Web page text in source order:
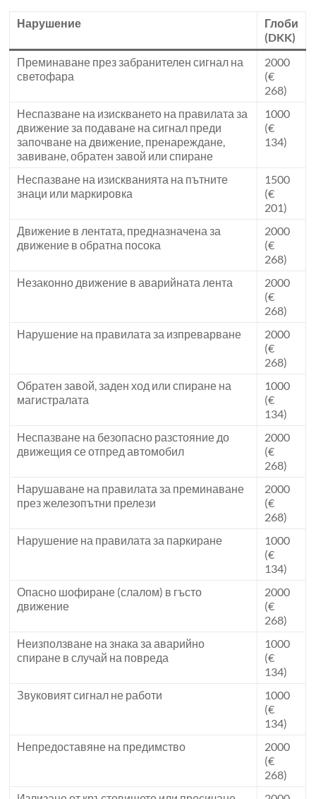
Нарушение
Глоби
(DKK)
Преминаване през забранителен сигнал на
светофара
2000
(€
268)
Неспазване на изискването на правилата за
движение за подаване на сигнал преди
започване на движение, пренареждане,
завиване, обратен завой или спиране
1000
(€
134)
Неспазване на изискванията на пътните
знаци или маркировка
1500
(€
201)
Движение в лентата, предназначена за
движение в обратна посока
2000
(€
268)
Незаконно движение в аварийната лента
2000
(€
268)
Нарушение на правилата за изпреварване
2000
(€
268)
Обратен завой, заден ход или спиране на
магистралата
1000
(€
134)
Неспазване на безопасно разстояние до
движещия се отпред автомобил
2000
(€
268)
Нарушаване на правилата за преминаване
през железопътни прелези
2000
(€
268)
Нарушение на правилата за паркиране
1000
(€
134)
Опасно шофиране (слалом) в гъсто
движение
2000
(€
268)
Неизползване на знака за аварийно
спиране в случай на повреда
1000
(€
134)
Звуковият сигнал не работи
1000
(€
134)
Непредоставяне на предимство
2000
(€
268)